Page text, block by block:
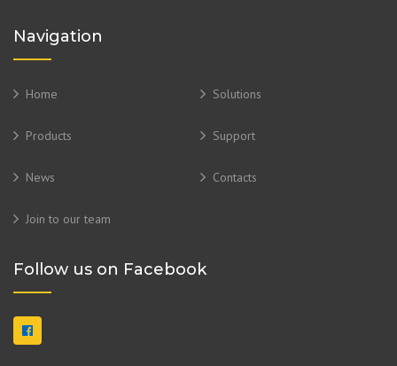
Navigation
Home Solutions
Products Support
News Contacts
Join to our team
Follow us on Facebook